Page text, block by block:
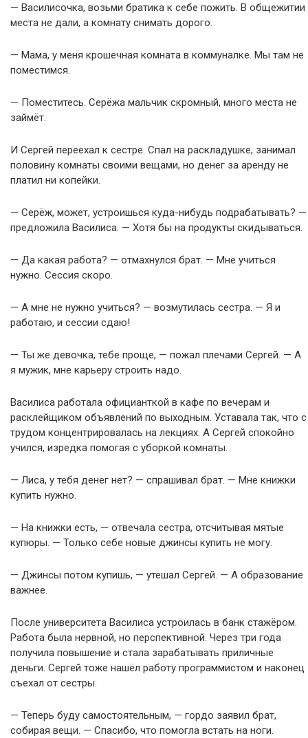
— Василисочка, возьми братика к себе пожить. В общежитии
места не дали, а комнату снимать дорого.
— Мама, у меня крошечная комната в коммуналке. Мы там не
поместимся.
— Поместитесь. Серёжа мальчик скромный, много места не
займёт.
И Сергей переехал к сестре. Спал на раскладушке, занимал
половину комнаты своими вещами, но денег за аренду не
платил ни копейки.
— Серёж, может, устроишься куда-нибудь подрабатывать? —
предложила Василиса. — Хотя бы на продукты скидываться.
— Да какая работа? — отмахнулся брат. — Мне учиться
нужно. Сессия скоро.
— А мне не нужно учиться? — возмутилась сестра. — Я и
работаю, и сессии сдаю!
— Ты же девочка, тебе проще, — пожал плечами Сергей. — А
я мужик, мне карьеру строить надо.
Василиса работала официанткой в кафе по вечерам и
расклейщиком объявлений по выходным. Уставала так, что с
трудом концентрировалась на лекциях. А Сергей спокойно
учился, изредка помогая с уборкой комнаты.
— Лиса, у тебя денег нет? — спрашивал брат. — Мне книжки
купить нужно.
— На книжки есть, — отвечала сестра, отсчитывая мятые
купюры. — Только себе новые джинсы купить не могу.
— Джинсы потом купишь, — утешал Сергей. — А образование
важнее.
После университета Василиса устроилась в банк стажёром.
Работа была нервной, но перспективной. Через три года
получила повышение и стала зарабатывать приличные
деньги. Сергей тоже нашёл работу программистом и наконец
съехал от сестры.
— Теперь буду самостоятельным, — гордо заявил брат,
собирая вещи. — Спасибо, что помогла встать на ноги.